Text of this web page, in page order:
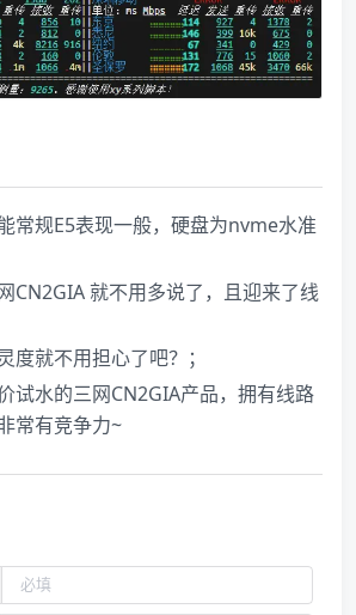
常规E5表现一般，硬盘为nvme水准
CN2GIA 就不用多说了，且迎来了线
度就不用担心了吧？；
试水的三网CN2GIA产品，拥有线路
常有竞争力~